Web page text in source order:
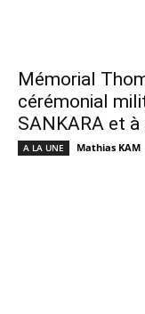
Mémorial
cérémonial
SANKARA et
A LA UNE Mathias KAM